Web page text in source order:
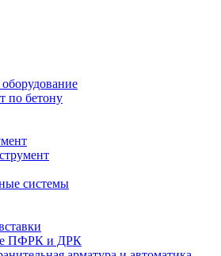
по бетону
системы
ПФРК и ДРК